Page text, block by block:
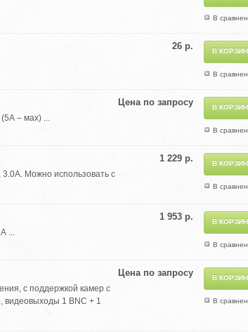
В
В
26 р.
В
Цена по запросу
– мах) ...
В
1 229 р.
3.0А. Можно использовать с
В
1 953 р.
...
В
Цена по запросу
с поддержкой камер с
видеовыходы 1 BNC + 1